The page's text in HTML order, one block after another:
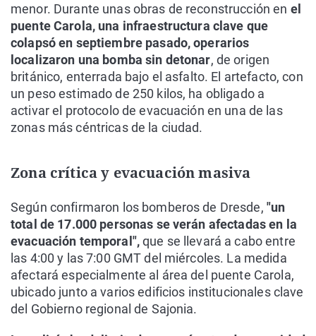
menor. Durante unas obras de reconstrucción en el
puente Carola, una infraestructura clave que
colapsó en septiembre pasado, operarios
localizaron una bomba sin detonar, de origen
británico, enterrada bajo el asfalto. El artefacto, con
un peso estimado de 250 kilos, ha obligado a
activar el protocolo de evacuación en una de las
zonas más céntricas de la ciudad.
Zona crítica y evacuación masiva
Según confirmaron los bomberos de Dresde, "un
total de 17.000 personas se verán afectadas en la
evacuación temporal",que se llevará a cabo entre
las 4:00 y las 7:00 GMT del miércoles. La medida
afectará especialmente al área del puente Carola,
ubicado junto a varios edificios institucionales clave
del Gobierno regional de Sajonia.